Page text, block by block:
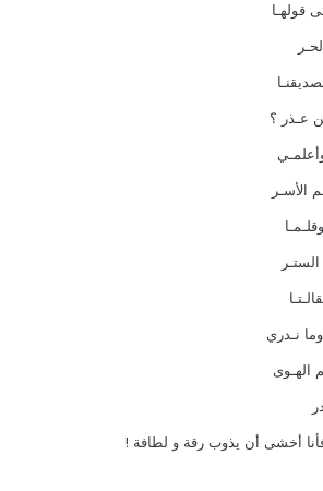
قولهـا
عـذر ؟
الأسـر
نـدري
الهـوى
أخشى أن يذوب رقة و لطافة !